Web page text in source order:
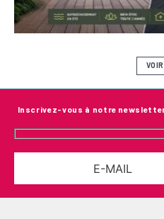
Inscrivez-vous à notre